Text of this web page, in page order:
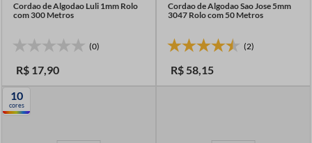
Cordao de Algodao Luli 1mm Rolo
com 300 Metros
(0)
R$ 17,90
Cordao de Algodao Sao Jose 5mm
3047 Rolo com 50 Metros
(2)
R$ 58,15
10
cores